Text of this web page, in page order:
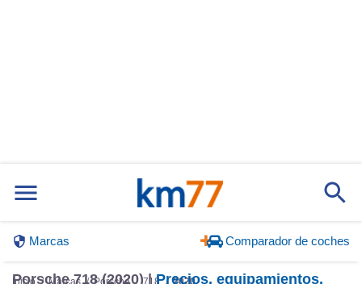
Marcas Comparador de coches
Porsche 718 (2020) |Precios, equipamientos,